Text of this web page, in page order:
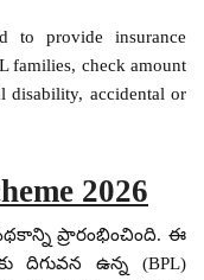
to provide insurance
families, check amount
disability, accidental or
2026
ప్రారంభించింది. ఈ
దిగువన ఉన్న (BPL)